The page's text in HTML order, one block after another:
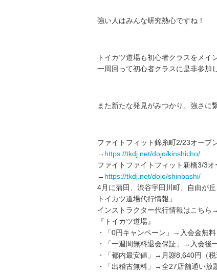
強い人はみんな研究熱心ですね！
トイカツ道場も初心者クラスをメ
一周回って初心者クラスに是非参加
また新たな発見がみつかり、強さに
ファイトフィット錦糸町2/23オープ
→ https://tkdj.net/dojo/kinshicho/
ファイトファイトフィット新橋3/3オ
→ https://tkdj.net/dojo/shinbashi/
4月に蒲田、渋谷宇田川町、自由が
トイカツ道場代行情報」
インストラクター代行情報はこちら→
『トイカツ道場』
・「0円キャンペーン」→入会金無料
・「一週間無料退会保証」→入会後
・「都内最安値」→月謝8,640円（税
・「出稽古無料」→全27店舗通い放